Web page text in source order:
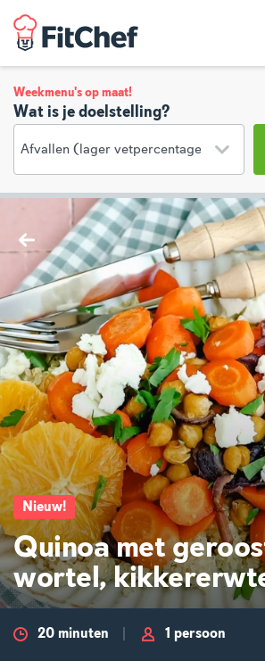
Weekmenu's op maat!
Wat is je doelstelling?
Nieuw!
Quinoa met
wortel,
20 minuten 1 persoon